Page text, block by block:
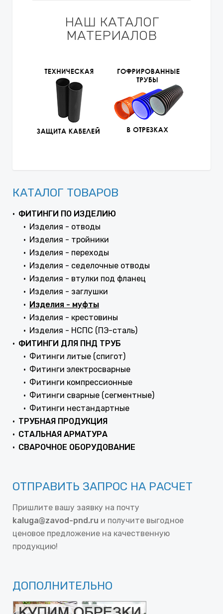
НАШ КАТАЛОГ
МАТЕРИАЛОВ
КАТАЛОГ ТОВАРОВ
ФИТИНГИ ПО ИЗДЕЛИЮ
Изделия - отводы
Изделия - тройники
Изделия - переходы
Изделия - седелочные отводы
Изделия - втулки под фланец
Изделия - заглушки
Изделия - муфты
Изделия - крестовины
Изделия - НСПС (ПЭ-сталь)
ФИТИНГИ ДЛЯ ПНД ТРУБ
Фитинги литые (спигот)
Фитинги электросварные
Фитинги компрессионные
Фитинги сварные (сегментные)
Фитинги нестандартные
ТРУБНАЯ ПРОДУКЦИЯ
СТАЛЬНАЯ АРМАТУРА
СВАРОЧНОЕ ОБОРУДОВАНИЕ
ОТПРАВИТЬ ЗАПРОС НА РАСЧЕТ
Пришлите вашу заявку на почту
kaluga@zavod-pnd.ru и получите выгодное
ценовое предложение на качественную
продукцию!
ДОПОЛНИТЕЛЬНО